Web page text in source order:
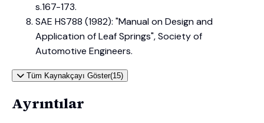
s.167-173.
SAE HS788 (1982): "Manual on Design and
Application of Leaf Springs", Society of
Automotive Engineers.
Tüm Kaynakçayı Göster(15)
Ayrıntılar